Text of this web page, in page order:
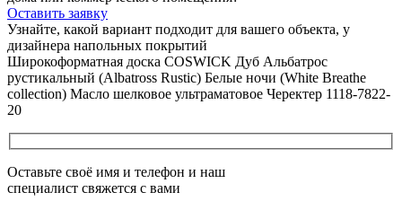
Оставить заявку
Узнайте, какой вариант подходит для вашего объекта, у
дизайнера напольных покрытий
Широкоформатная доска COSWICK Дуб Альбатрос
рустикальный (Albatross Rustic) Белые ночи (White Breathe
collection) Масло шелковое ультраматовое Черектер 1118-7822-
20
Оставьте своё имя и телефон и наш
специалист свяжется с вами